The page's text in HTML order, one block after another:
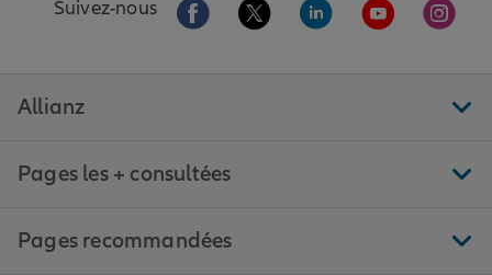
Suivez-nous Aller sur la page Facebook de Allianz
Aller sur la page Twitter de
Aller sur la page
Aller sur la
Aller
Allianz
Pages les + consultées
Pages recommandées